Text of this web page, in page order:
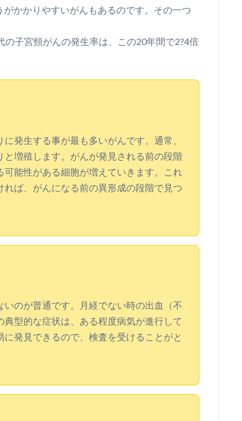
かかりやすいがんもあるのです。その一つ
子宮頸がんの発生率は、この20年間で2?4倍
発生する事が最も多いがんです。通常、
増殖します。がんが発見される前の段階
能性がある細胞が増えていきます。これ
ば、がんになる前の異形成の段階で見つ
のが普通です。月経でない時の出血（不
型的な症状は、ある程度病気が進行して
発見できるので、検査を受けることがと